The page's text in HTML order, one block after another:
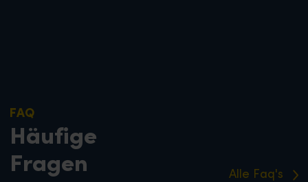
FAQ
Häufige
Fragen
Alle Faq's